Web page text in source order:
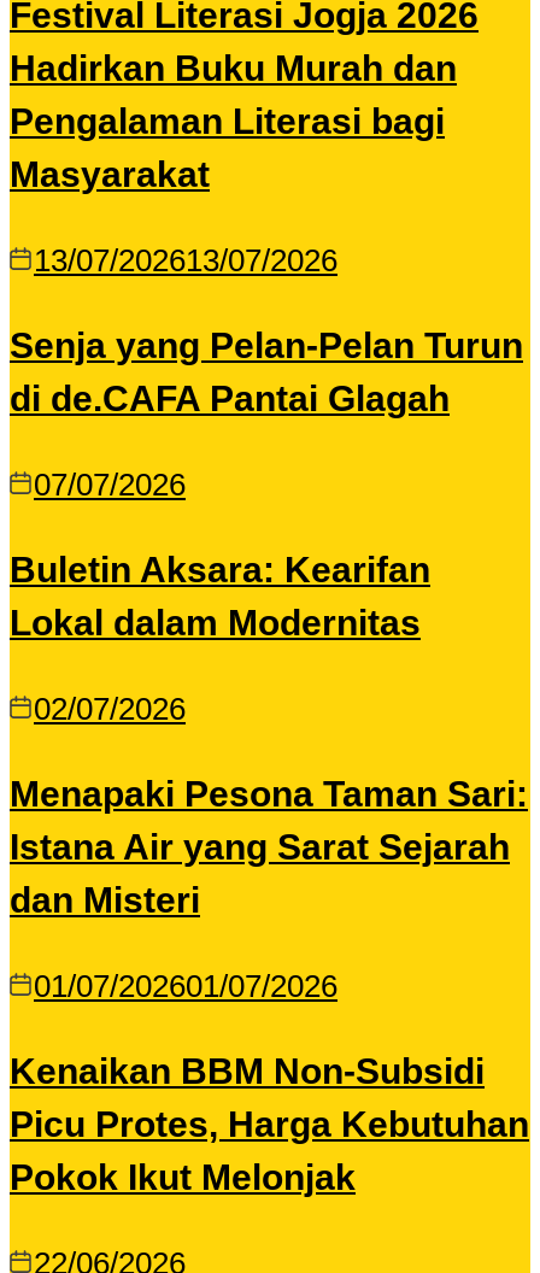
Festival Literasi Jogja 2026
Hadirkan Buku Murah dan
Pengalaman Literasi bagi
Masyarakat
13/07/202613/07/2026
Senja yang Pelan-Pelan Turun
di de.CAFA Pantai Glagah
07/07/2026
Buletin Aksara: Kearifan
Lokal dalam Modernitas
02/07/2026
Menapaki Pesona Taman Sari:
Istana Air yang Sarat Sejarah
dan Misteri
01/07/202601/07/2026
Kenaikan BBM Non-Subsidi
Picu Protes, Harga Kebutuhan
Pokok Ikut Melonjak
22/06/2026